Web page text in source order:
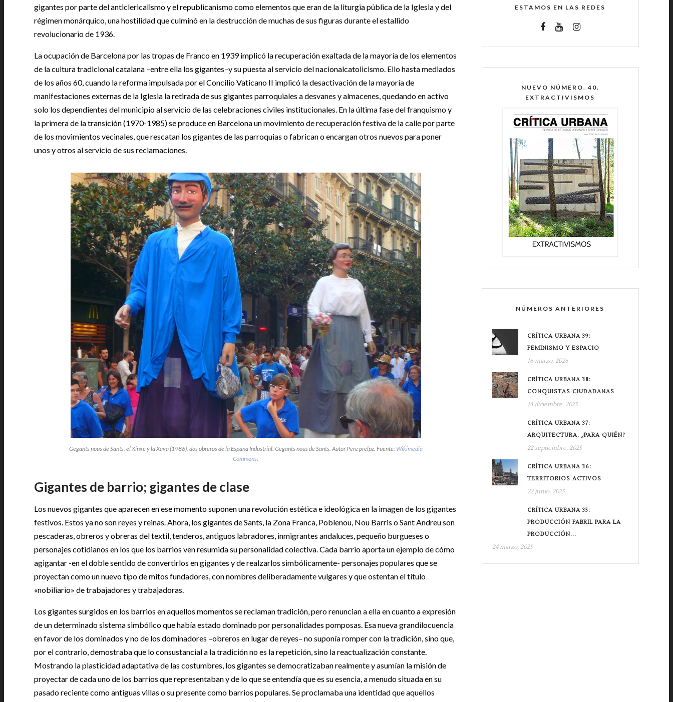
gigantes por parte del anticlericalismo y el republicanismo como elementos que eran de la liturgia pública de la Iglesia y del
régimen monárquico, una hostilidad que culminó en la destrucción de muchas de sus figuras durante el estallido
revolucionario de 1936.
La ocupación de Barcelona por las tropas de Franco en 1939 implicó la recuperación exaltada de la mayoría de los elementos
de la cultura tradicional catalana –entre ella los gigantes–y su puesta al servicio del nacionalcatolicismo. Ello hasta mediados
de los años 60, cuando la reforma impulsada por el Concilio Vaticano II implicó la desactivación de la mayoría de
manifestaciones externas de la Iglesia la retirada de sus gigantes parroquiales a desvanes y almacenes, quedando en activo
solo los dependientes del municipio al servicio de las celebraciones civiles institucionales. En la última fase del franquismo y
la primera de la transición (1970-1985) se produce en Barcelona un movimiento de recuperación festiva de la calle por parte
de los movimientos vecinales, que rescatan los gigantes de las parroquias o fabrican o encargan otros nuevos para poner
unos y otros al servicio de sus reclamaciones.
Gegants nous de Sants, el Xinxe y la Xava (1986), dos obreros de la España Industrial. Gegants nous de Sants. Autor Pere prelpz. Fuente: Wikimedia
Commons.
Gigantes de barrio; gigantes de clase
Los nuevos gigantes que aparecen en ese momento suponen una revolución estética e ideológica en la imagen de los gigantes
festivos. Estos ya no son reyes y reinas. Ahora, los gigantes de Sants, la Zona Franca, Poblenou, Nou Barris o Sant Andreu son
pescaderas, obreros y obreras del textil, tenderos, antiguos labradores, inmigrantes andaluces, pequeño burgueses o
personajes cotidianos en los que los barrios ven resumida su personalidad colectiva. Cada barrio aporta un ejemplo de cómo
agigantar -en el doble sentido de convertirlos en gigantes y de realzarlos simbólicamente- personajes populares que se
proyectan como un nuevo tipo de mitos fundadores, con nombres deliberadamente vulgares y que ostentan el título
«nobiliario» de trabajadores y trabajadoras.
Los gigantes surgidos en los barrios en aquellos momentos se reclaman tradición, pero renuncian a ella en cuanto a expresión
de un determinado sistema simbólico que había estado dominado por personalidades pomposas. Esa nueva grandilocuencia
en favor de los dominados y no de los dominadores –obreros en lugar de reyes– no suponía romper con la tradición, sino que,
por el contrario, demostraba que lo consustancial a la tradición no es la repetición, sino la reactualización constante.
Mostrando la plasticidad adaptativa de las costumbres, los gigantes se democratizaban realmente y asumían la misión de
proyectar de cada uno de los barrios que representaban y de lo que se entendía que es su esencia, a menudo situada en su
pasado reciente como antiguas villas o su presente como barrios populares. Se proclamaba una identidad que aquellos
ESTAMOS EN LAS REDES
NUEVO NÚMERO. 40.
EXTRACTIVISMOS
NÚMEROS ANTERIORES
CRÍTICA URBANA 39:
FEMINISMO Y ESPACIO
16 marzo, 2026
CRÍTICA URBANA 38:
CONQUISTAS CIUDADANAS
14 diciembre, 2025
CRÍTICA URBANA 37:
ARQUITECTURA, ¿PARA QUIÉN?
22 septiembre, 2025
CRÍTICA URBANA 36:
TERRITORIOS ACTIVOS
22 junio, 2025
CRÍTICA URBANA 35:
PRODUCCIÓN FABRIL PARA LA
PRODUCCIÓN...
24 marzo, 2025